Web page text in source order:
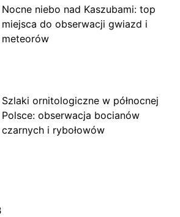
Nocne niebo nad Kaszubami: top
miejsca do obserwacji gwiazd i
meteorów
Szlaki ornitologiczne w północnej
Polsce: obserwacja bocianów
czarnych i rybołowów